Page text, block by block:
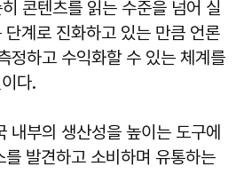
콘텐츠를 읽는 수준을 넘어 실
계로 진화하고 있는 만큼 언론
정하고 수익화할 수 있는 체계를
다.
내부의 생산성을 높이는 도구에
발견하고 소비하며 유통하는